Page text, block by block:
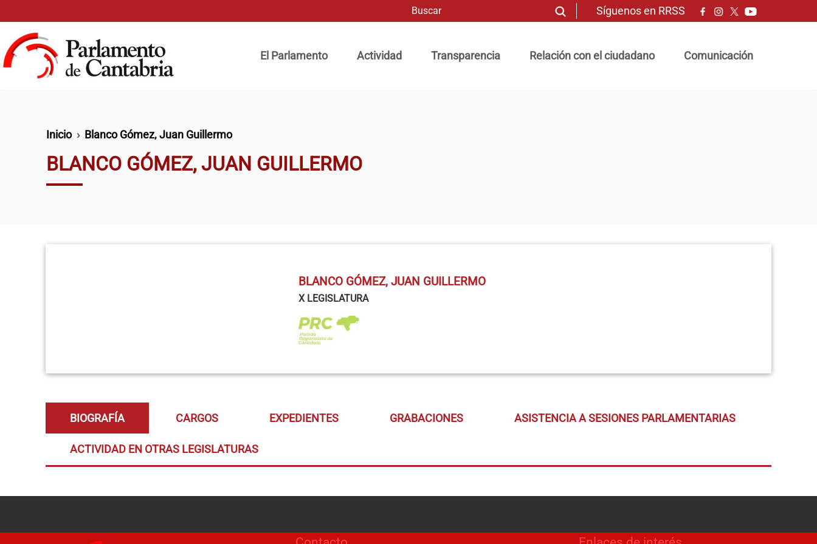
Síguenos en RRSS
El Parlamento
Actividad Transparencia Relación con el ciudadano Comunicación
Ruta de navegación
Inicio Blanco Gómez, Juan Guillermo
BLANCO GÓMEZ, JUAN GUILLERMO
BLANCO GÓMEZ, JUAN GUILLERMO
X LEGISLATURA
BIOGRAFÍA CARGOS EXPEDIENTES GRABACIONES ASISTENCIA A SESIONES PARLAMENTARIAS
ACTIVIDAD EN OTRAS LEGISLATURAS